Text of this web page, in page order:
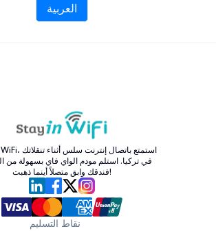
العربية
في تركيا. استلم مودم الواي فاي بسهولة من
فندقك وابق متصلاً أينما ذهبت!
نقاط التسليم